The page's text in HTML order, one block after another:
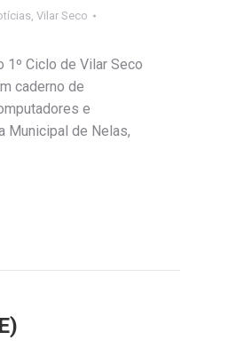
Vilar Seco
1º Ciclo de Vilar Seco
caderno de
e
Municipal de Nelas,